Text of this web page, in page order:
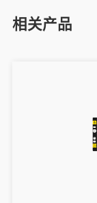
相关产品